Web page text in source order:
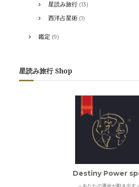
星読み旅行(13)
西洋占星術(1)
鑑定 (9)
星読み旅行 Shop
Destiny Power
～あなたの運命が動き出す